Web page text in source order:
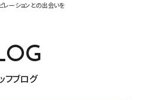
レーションとの出会いを
フブログ